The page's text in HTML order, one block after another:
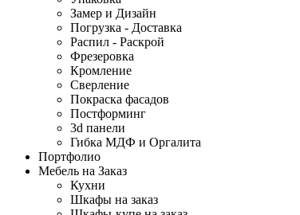
Замер и Дизайн
Погрузка - Доставка
Распил - Раскрой
Фрезеровка
Кромление
Сверление
Покраска фасадов
Постформинг
3d панели
Гибка МДФ и Оргалита
Портфолио
Мебель на Заказ
Кухни
Шкафы на заказ